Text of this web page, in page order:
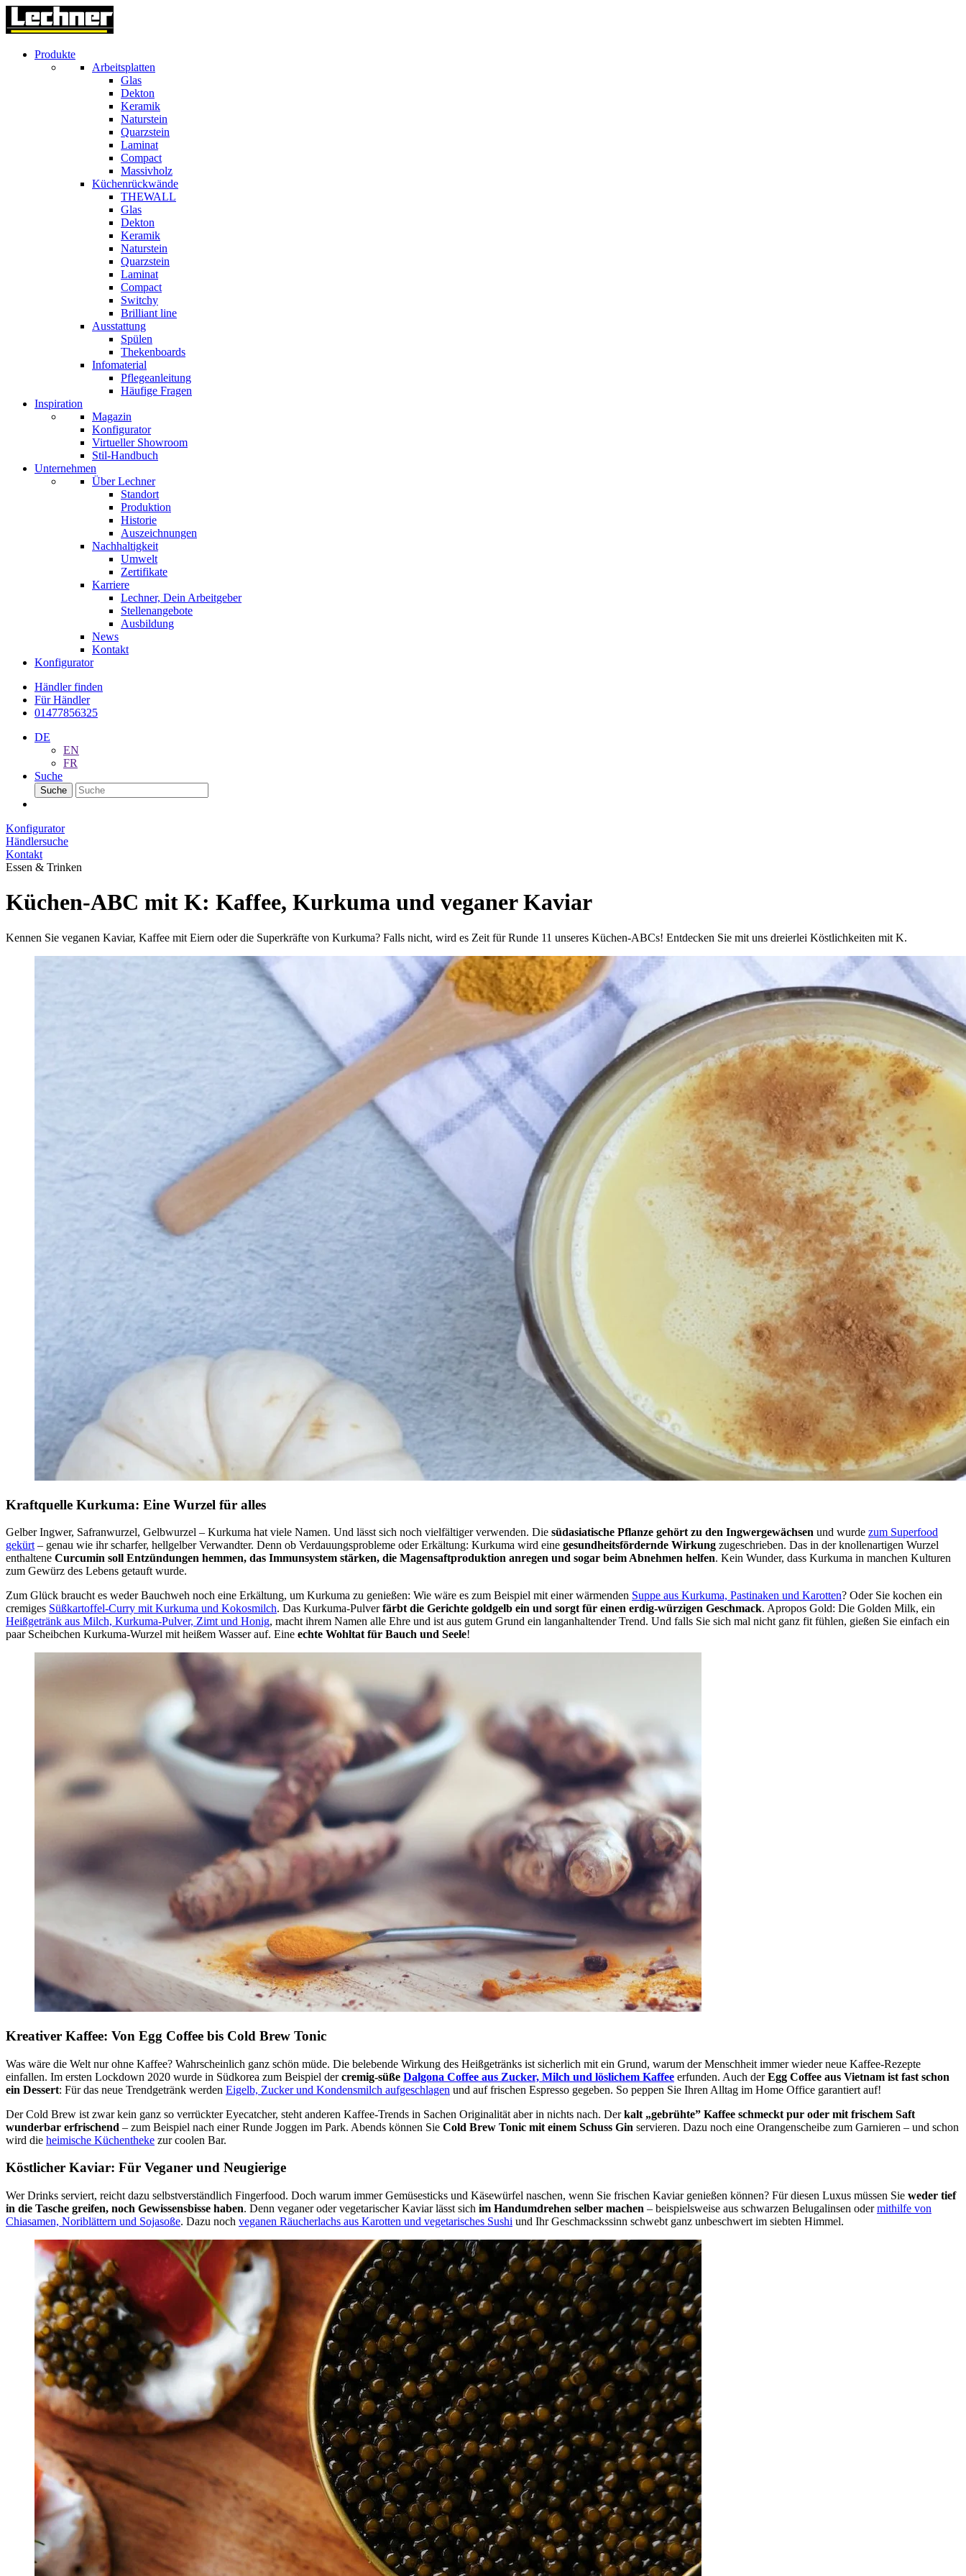
Produkte
Arbeitsplatten
Glas
Dekton
Keramik
Naturstein
Quarzstein
Laminat
Compact
Massivholz
Küchenrückwände
THEWALL
Glas
Dekton
Keramik
Naturstein
Quarzstein
Laminat
Compact
Switchy
Brilliant line
Ausstattung
Spülen
Thekenboards
Infomaterial
Pflegeanleitung
Häufige Fragen
Inspiration
Magazin
Konfigurator
Virtueller Showroom
Stil-Handbuch
Unternehmen
Über Lechner
Standort
Produktion
Historie
Auszeichnungen
Nachhaltigkeit
Umwelt
Zertifikate
Karriere
Lechner, Dein Arbeitgeber
Stellenangebote
Ausbildung
News
Kontakt
Konfigurator
Händler finden
Für Händler
01477856325
DE
EN
FR
Suche
Suche
Konfigurator
Händlersuche
Kontakt
Essen & Trinken
Küchen-ABC mit K: Kaffee, Kurkuma und veganer Kaviar
Kennen Sie veganen Kaviar, Kaffee mit Eiern oder die Superkräfte von Kurkuma? Falls nicht, wird es Zeit für Runde 11 unseres Küchen-ABCs! Entdecken Sie mit uns dreierlei Köstlichkeiten mit K.
Kraftquelle Kurkuma: Eine Wurzel für alles
Gelber Ingwer, Safranwurzel, Gelbwurzel – Kurkuma hat viele Namen. Und lässt sich noch vielfältiger verwenden. Die südasiatische Pflanze gehört zu den Ingwergewächsen und wurde zum Superfood
gekürt – genau wie ihr scharfer, hellgelber Verwandter. Denn ob Verdauungsprobleme oder Erkältung: Kurkuma wird eine gesundheitsfördernde Wirkung zugeschrieben. Das in der knollenartigen Wurzel
enthaltene Curcumin soll Entzündungen hemmen, das Immunsystem stärken, die Magensaftproduktion anregen und sogar beim Abnehmen helfen. Kein Wunder, dass Kurkuma in manchen Kulturen
zum Gewürz des Lebens getauft wurde.
Zum Glück braucht es weder Bauchweh noch eine Erkältung, um Kurkuma zu genießen: Wie wäre es zum Beispiel mit einer wärmenden Suppe aus Kurkuma, Pastinaken und Karotten? Oder Sie kochen ein
cremiges Süßkartoffel-Curry mit Kurkuma und Kokosmilch. Das Kurkuma-Pulverfärbt die Gerichte goldgelb ein und sorgt für einen erdig-würzigen Geschmack. Apropos Gold: Die Golden Milk, ein
Heißgetränk aus Milch, Kurkuma-Pulver, Zimt und Honig, macht ihrem Namen alle Ehre und ist aus gutem Grund ein langanhaltender Trend. Und falls Sie sich mal nicht ganz fit fühlen, gießen Sie einfach ein
paar Scheibchen Kurkuma-Wurzel mit heißem Wasser auf. Eine echte Wohltat für Bauch und Seele!
Kreativer Kaffee: Von Egg Coffee bis Cold Brew Tonic
Was wäre die Welt nur ohne Kaffee? Wahrscheinlich ganz schön müde. Die belebende Wirkung des Heißgetränks ist sicherlich mit ein Grund, warum der Menschheit immer wieder neue Kaffee-Rezepte
einfallen. Im ersten Lockdown 2020 wurde in Südkorea zum Beispiel dercremig-süße Dalgona Coffee aus Zucker, Milch und löslichem Kaffee erfunden. Auch derEgg Coffee aus Vietnam ist fast schon
ein Dessert: Für das neue Trendgetränk werden Eigelb, Zucker und Kondensmilch aufgeschlagen und auf frischen Espresso gegeben. So peppen Sie Ihren Alltag im Home Office garantiert auf!
Der Cold Brew ist zwar kein ganz so verrückter Eyecatcher, steht anderen Kaffee-Trends in Sachen Originalität aber in nichts nach. Derkalt „gebrühte” Kaffee schmeckt pur oder mit frischem Saft
wunderbar erfrischend – zum Beispiel nach einer Runde Joggen im Park. Abends können Sie Cold Brew Tonic mit einem Schuss Gin servieren. Dazu noch eine Orangenscheibe zum Garnieren – und schon
wird die heimische Küchentheke zur coolen Bar.
Köstlicher Kaviar: Für Veganer und Neugierige
Wer Drinks serviert, reicht dazu selbstverständlich Fingerfood. Doch warum immer Gemüsesticks und Käsewürfel naschen, wenn Sie frischen Kaviar genießen können? Für diesen Luxus müssen Sie weder tief
in die Tasche greifen, noch Gewissensbisse haben. Denn veganer oder vegetarischer Kaviar lässt sich im Handumdrehen selber machen – beispielsweise aus schwarzen Belugalinsen odermithilfe von
Chiasamen, Noriblättern und Sojasoße. Dazu noch veganen Räucherlachs aus Karotten und vegetarisches Sushi und Ihr Geschmackssinn schwebt ganz unbeschwert im siebten Himmel.